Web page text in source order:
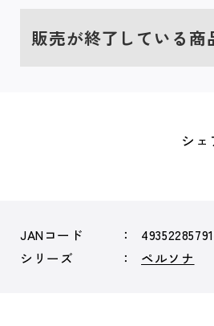
販売が終了している商
シェ
JANコード
シリーズ
ペルソナ